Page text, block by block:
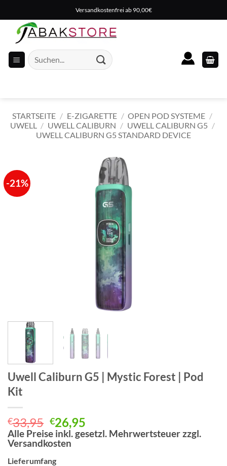
Inhalt
springen
Versandkostenfrei ab 90,00€
Suche
nach:
STARTSEITE / E-ZIGARETTE / OPEN POD SYSTEME /
UWELL / UWELL CALIBURN / UWELL CALIBURN G5 /
UWELL CALIBURN G5 STANDARD DEVICE
-21%
Uwell Caliburn G5 | Mystic Forest | Pod
Kit
€33,95 Ursprünglicher
Preis
war:
€33,95
€26,95
Preis
Alle Preise inkl. gesetzl. Mehrwertsteuer zzgl.
Versandkosten
Lieferumfang